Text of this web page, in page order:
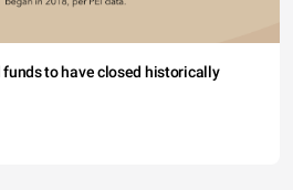
to have closed historically